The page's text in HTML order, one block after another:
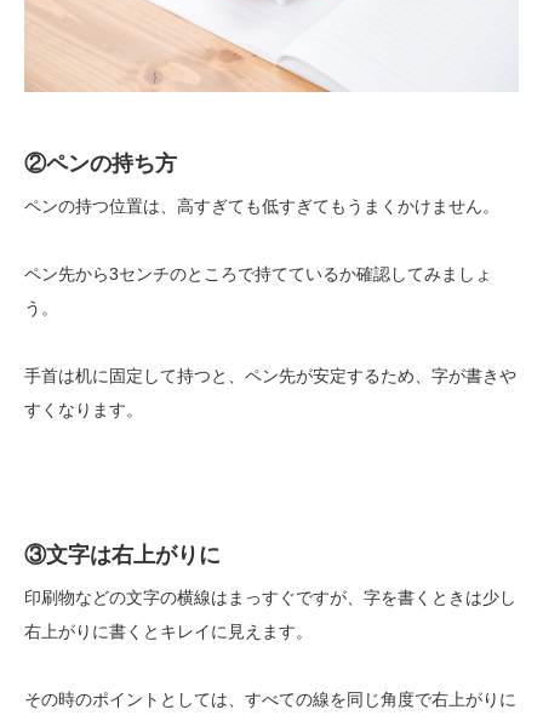
②ペンの持ち方
ペンの持つ位置は、高すぎても低すぎてもうまくかけません。
ペン先から3センチのところで持てているか確認してみましょ
う。
手首は机に固定して持つと、ペン先が安定するため、字が書きや
すくなります。
③文字は右上がりに
印刷物などの文字の横線はまっすぐですが、字を書くときは少し
右上がりに書くとキレイに見えます。
その時のポイントとしては、すべての線を同じ角度で右上がりに